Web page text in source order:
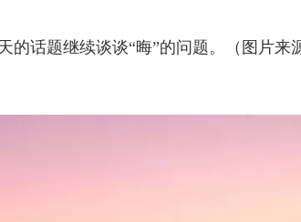
的话题继续谈谈“晦”的问题。（图片来